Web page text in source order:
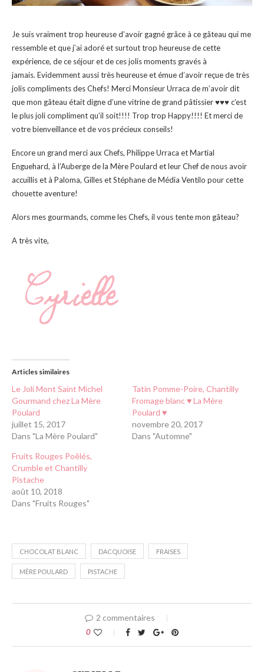
Je suis vraiment trop heureuse d’avoir gagné grâce à ce gâteau qui me
ressemble et que j’ai adoré et surtout trop heureuse de cette
expérience, de ce séjour et de ces jolis moments gravés à
jamais. Evidemment aussi très heureuse et émue d’avoir reçue de très
jolis compliments des Chefs! Merci Monsieur Urraca de m’avoir dit
que mon gâteau était digne d’une vitrine de grand pâtissier ♥♥♥ c’est
le plus joli compliment qu’il soit!!!! Trop trop Happy!!!! Et merci de
votre bienveillance et de vos précieux conseils!
Encore un grand merci aux Chefs, Philippe Urraca et Martial
Enguehard, à l’Auberge de la Mère Poulard et leur Chef de nous avoir
accuillis et à Paloma, Gilles et Stéphane de Média Ventilo pour cette
chouette aventure!
Alors mes gourmands, comme les Chefs, il vous tente mon gâteau?
A très vite,
Articles similaires
Le Joli Mont Saint Michel
Gourmand chez La Mère
Poulard
juillet 15, 2017
Dans "La Mère Poulard"
Tatin Pomme-Poire, Chantilly
Fromage blanc ♥ La Mère
Poulard ♥
novembre 20, 2017
Dans "Automne"
Fruits Rouges Poêlés,
Crumble et Chantilly
Pistache
août 10, 2018
Dans "Fruits Rouges"
CHOCOLAT BLANC DACQUOISE FRAISES
MÈRE POULARD PISTACHE
2 commentaires
0